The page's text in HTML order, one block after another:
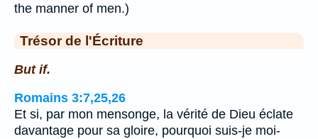
the manner of men.)
Trésor de l'Écriture
But if.
Romains 3:7,25,26
Et si, par mon mensonge, la vérité de Dieu éclate
davantage pour sa gloire, pourquoi suis-je moi-